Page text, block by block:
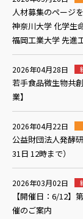
人材募集のページ
神奈川大学 化学生
福岡工業大学 先進
2026年04月28日
若手食品微生物共
業】
2026年04月22日
公益財団法人発酵
31日 12時まで）
2026年03月02日
【開催日：6/12】
催のご案内